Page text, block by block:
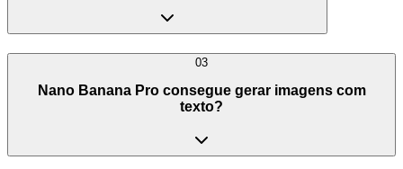
03
Nano Banana Pro consegue gerar imagens com
texto?